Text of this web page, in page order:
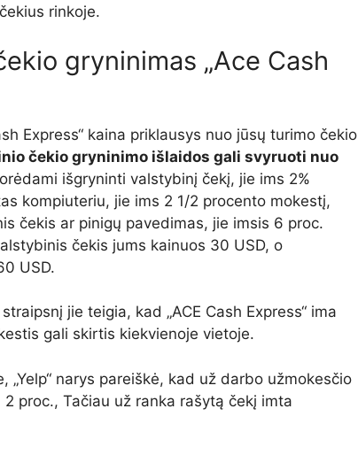
rinkoje.
gryninimas „Ace Cash
Express“ kaina priklausys nuo jūsų turimo čekio
čekio gryninimo išlaidos gali svyruoti nuo
išgryninti valstybinį čekį, jie ims 2%
kompiuteriu, jie ims 2 1/2 procento mokestį,
čekis ar pinigų pavedimas, jie imsis 6 proc.
čekis jums kainuos 30 USD, o
USD.
jie teigia, kad „ACE Cash Express“ ima
gali skirtis kiekvienoje vietoje.
„Yelp“ narys pareiškė, kad už darbo užmokesčio
proc., Tačiau už ranka rašytą čekį imta